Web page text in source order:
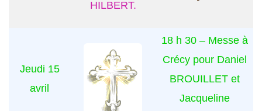
HILBERT.
Jeudi 15
avril
18 h 30 – Messe à
Crécy pour Daniel
BROUILLET et
Jacqueline